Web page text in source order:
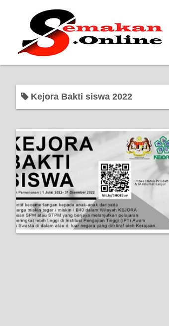
Kejora Bakti siswa 2022